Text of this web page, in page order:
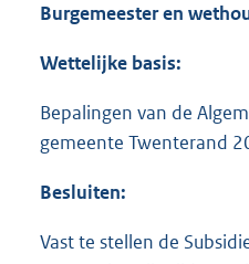
Burgemeester en
Wettelijke basis:
Bepalingen van de
gemeente Twenterand
Besluiten:
Vast te stellen de